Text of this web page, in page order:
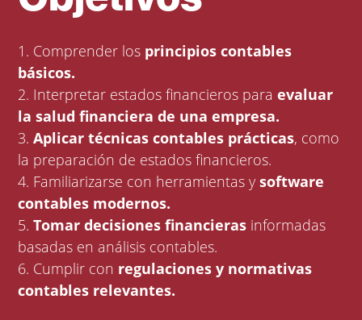
1. Comprender los principios contables
básicos.
2. Interpretar estados financieros para evaluar
la salud financiera de una empresa.
3.Aplicar técnicas contables prácticas, como
la preparación de estados financieros.
4. Familiarizarse con herramientas ysoftware
contables modernos.
5.Tomar decisiones financieras informadas
basadas en análisis contables.
6. Cumplir con regulaciones y normativas
contables relevantes.